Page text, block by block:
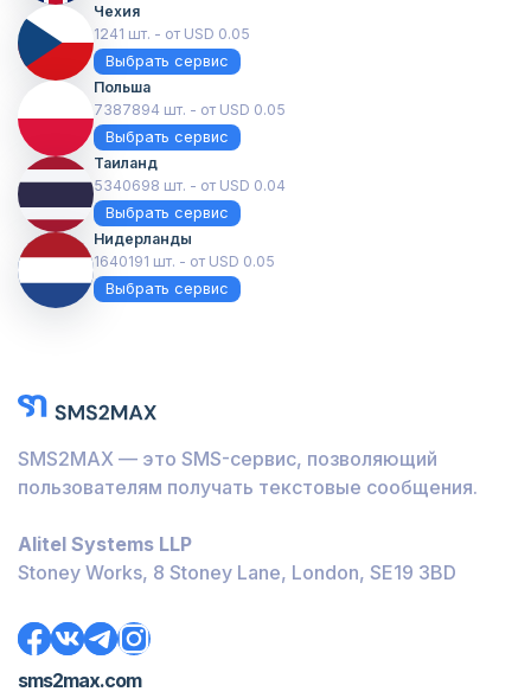
Чехия
1241 шт. - от USD 0.05
Выбрать сервис
Польша
7387894 шт. - от USD 0.05
Выбрать сервис
Таиланд
5340698 шт. - от USD 0.04
Выбрать сервис
Нидерланды
1640191 шт. - от USD 0.05
Выбрать сервис
SMS2MAX — это SMS-сервис, позволяющий
пользователям получать текстовые сообщения.
Alitel Systems LLP
Stoney Works, 8 Stoney Lane, London, SE19 3BD
sms2max.com